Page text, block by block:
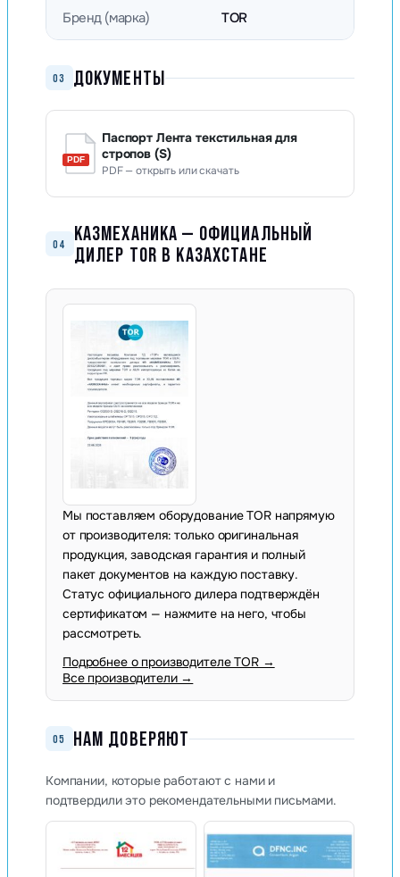
Бренд (марка) TOR
03 ДОКУМЕНТЫ
Паспорт Лента текстильная для
стропов (S)
PDF — открыть или скачать
04
КАЗМЕХАНИКА — ОФИЦИАЛЬНЫЙ
ДИЛЕР TOR В КАЗАХСТАНЕ
Мы поставляем оборудование TOR напрямую
от производителя: только оригинальная
продукция, заводская гарантия и полный
пакет документов на каждую поставку.
Статус официального дилера подтверждён
сертификатом — нажмите на него, чтобы
рассмотреть.
Подробнее о производителе TOR →
Все производители →
05 НАМ ДОВЕРЯЮТ
Компании, которые работают с нами и
подтвердили это рекомендательными письмами.